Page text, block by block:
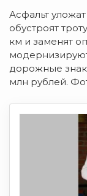
Асфальт
обустроят
км и заменят
дорожные
млн рублей.